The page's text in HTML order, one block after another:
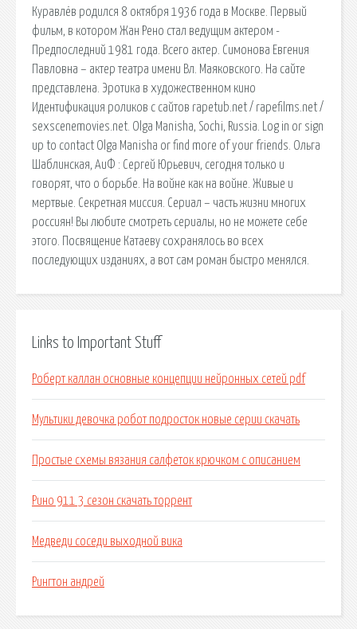
Куравлёв родился 8 октября 1936 года в Москве. Первый
фильм, в котором Жан Рено стал ведущим актером -
Предпоследний 1981 года. Всего актер. Симонова Евгения
Павловна – актер театра имени Вл. Маяковского. На сайте
представлена. Эротика в художественном кино
Идентификация роликов с сайтов rapetub.net / rapefilms.net /
sexscenemovies.net. Olga Manisha, Sochi, Russia. Log in or sign
up to contact Olga Manisha or find more of your friends. Ольга
Шаблинская, АиФ : Сергей Юрьевич, сегодня только и
говорят, что о борьбе. На войне как на войне. Живые и
мертвые. Секретная миссия. Сериал – часть жизни многих
россиян! Вы любите смотреть сериалы, но не можете себе
этого. Посвящение Катаеву сохранялось во всех
последующих изданиях, а вот сам роман быстро менялся.
Links to Important Stuff
Роберт каллан основные концепции нейронных сетей pdf
Мультики девочка робот подросток новые серии скачать
Простые схемы вязания салфеток крючком с описанием
Рино 911 3 сезон скачать торрент
Медведи соседи выходной вика
Рингтон андрей